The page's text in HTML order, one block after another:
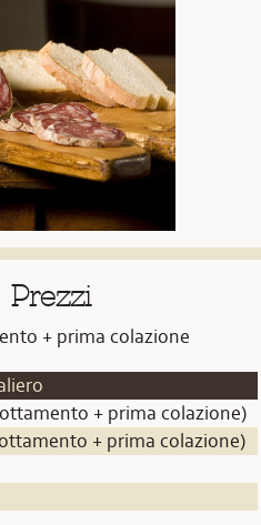
+ prima colazione
+ prima colazione)
+ prima colazione)